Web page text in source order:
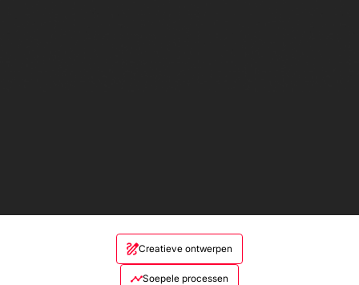
Creatieve ontwerpen
Soepele processen